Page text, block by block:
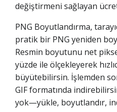
değiştirmeni sağlayan
PNG Boyutlandırma,
pratik bir PNG yeniden
Resmin boyutunu net
yüzde ile ölçekleyerek
büyütebilirsin. İşlemden
GIF formatında
yok—yükle, boyutlandır,